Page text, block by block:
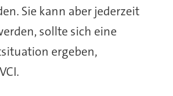
Sie kann aber jederzeit
sollte sich eine
ergeben,